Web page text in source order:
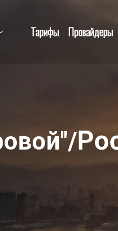
Тарифы Провайдеры